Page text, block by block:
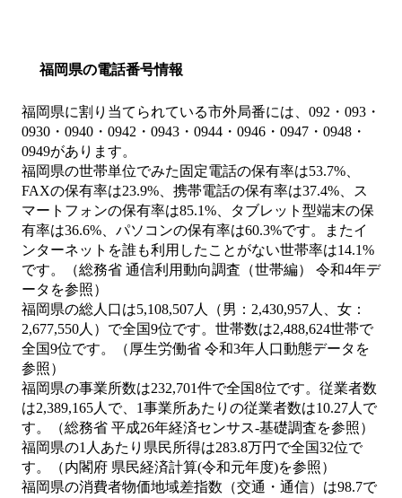
福岡県の電話番号情報
福岡県に割り当てられている市外局番には、092・093・
0930・0940・0942・0943・0944・0946・0947・0948・
0949があります。
福岡県の世帯単位でみた固定電話の保有率は53.7%、
FAXの保有率は23.9%、携帯電話の保有率は37.4%、ス
マートフォンの保有率は85.1%、タブレット型端末の保
有率は36.6%、パソコンの保有率は60.3%です。またイ
ンターネットを誰も利用したことがない世帯率は14.1%
です。（総務省 通信利用動向調査（世帯編） 令和4年デ
ータを参照）
福岡県の総人口は5,108,507人（男：2,430,957人、女：
2,677,550人）で全国9位です。世帯数は2,488,624世帯で
全国9位です。（厚生労働省 令和3年人口動態データを
参照）
福岡県の事業所数は232,701件で全国8位です。従業者数
は2,389,165人で、1事業所あたりの従業者数は10.27人で
す。（総務省 平成26年経済センサス‐基礎調査を参照）
福岡県の1人あたり県民所得は283.8万円で全国32位で
す。（内閣府 県民経済計算(令和元年度)を参照）
福岡県の消費者物価地域差指数（交通・通信）は98.7で